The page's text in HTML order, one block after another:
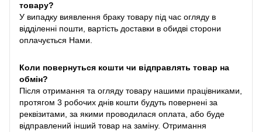
товару?
У випадку виявлення браку товару під час огляду в
відділенні пошти, вартість доставки в обидві сторони
оплачується Нами.
Коли повернуться кошти чи відправлять товар на
обмін?
Після отримання та огляду товару нашими працівниками,
протягом 3 робочих днів кошти будуть повернені за
реквізитами, за якими проводилася оплата, або буде
відправлений інший товар на заміну. Отримання